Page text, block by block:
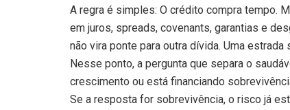
A regra é simples: O crédito compra tempo.
em juros, spreads, covenants, garantias e
não vira ponte para outra dívida. Uma estrada
Nesse ponto, a pergunta que separa o
crescimento ou está financiando
Se a resposta for sobrevivência, o risco já